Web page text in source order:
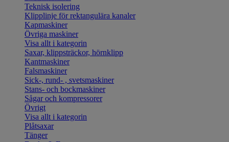
Teknisk isolering
Klipplinje för rektangulära kanaler
Kapmaskiner
Övriga maskiner
Visa allt i kategorin
Saxar, klippsträckor, hörnklipp
Kantmaskiner
Falsmaskiner
Sick-, rund- , svetsmaskiner
Stans- och bockmaskiner
Sågar och kompressorer
Övrigt
Visa allt i kategorin
Plåtsaxar
Tänger